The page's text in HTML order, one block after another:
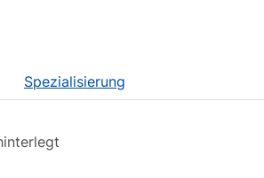
Spezialisierung